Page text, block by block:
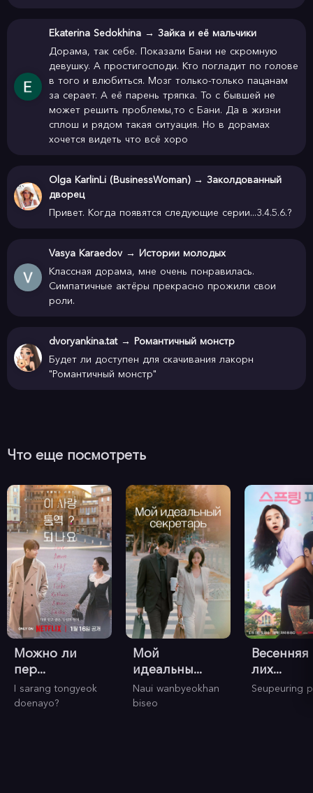
Ekaterina Sedokhina → Зайка и её мальчики
Дорама, так себе. Показали Бани не скромную
девушку. А простигосподи. Кто погладит по голове
в того и влюбиться. Мозг только-только пацанам
за серает. А её парень тряпка. То с бывшей не
может решить проблемы,то с Бани. Да в жизни
сплош и рядом такая ситуация. Но в дорамах
хочется видеть что всё хоро
Olga KarlinLi (BusinessWoman) → Заколдованный
дворец
Привет. Когда появятся следующие серии...3.4.5.6.?
Vasya Karaedov → Истории молодых
Классная дорама, мне очень понравилась.
Симпатичные актёры прекрасно прожили свои
роли.
dvoryankina.tat → Романтичный монстр
Будет ли доступен для скачивания лакорн
"Романтичный монстр"
Что еще посмотреть
Можно ли
пер...
I sarang tongyeok
doenayo?
Мой
идеальны...
Naui wanbyeokhan
biseo
Весенняя
лих...
Seupeuring